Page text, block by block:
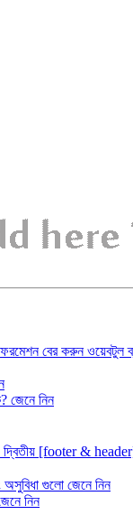
বের করুন ওয়েবটুল
জেনে নিন
[footer &
গুলো জেনে নিন
নিন